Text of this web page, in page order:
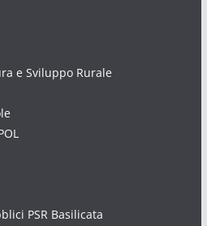
e Sviluppo Rurale
PSR Basilicata